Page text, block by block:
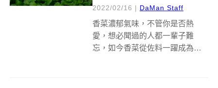
2022/02/16 | DaMan Staff
香菜濃郁氣味，不管你是否熱
愛，想必聞過的人都一輩子難
忘，如今香菜從佐料一躍成為設